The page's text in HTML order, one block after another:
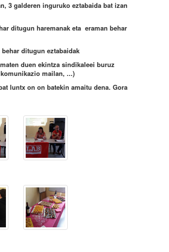
3 galderen inguruko eztabaida bat izan
ditugun haremanak eta eraman behar
ditugun eztabaidak
duen ekintza sindikaleei buruz
mailan, ...)
luntx on on batekin amaitu dena. Gora